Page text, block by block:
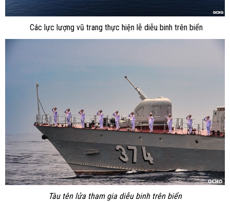
Các lực lượng vũ trang thực hiện lễ diễu binh trên biển
Tàu tên lửa tham gia diễu binh trên biển